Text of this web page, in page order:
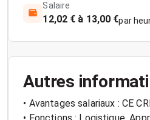
Salaire
12,02 € à 13,00 €par
Autres
• Avantages salariaux : CE